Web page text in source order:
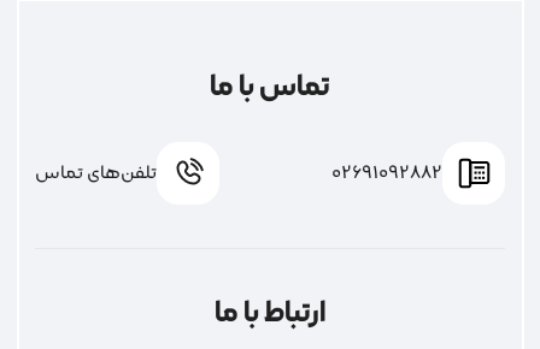
تماس با ما
02691092882 تلفن‌های تماس
ارتباط با ما